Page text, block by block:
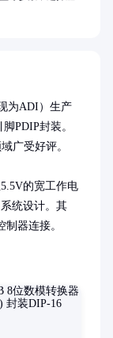
为ADI）生产
PDIP封装。
广受好评。
的宽工作电
统设计。其
器连接。